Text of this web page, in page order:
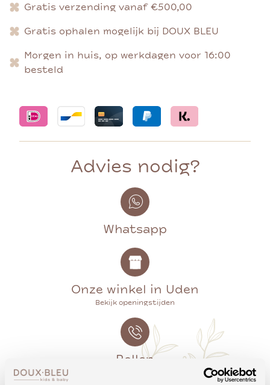
Gratis verzending vanaf €500,00
Gratis ophalen mogelijk bij DOUX BLEU
Morgen in huis, op werkdagen voor 16:00
besteld
Advies nodig?
Whatsapp
Onze winkel in Uden
Bekijk openingstijden
Bellen